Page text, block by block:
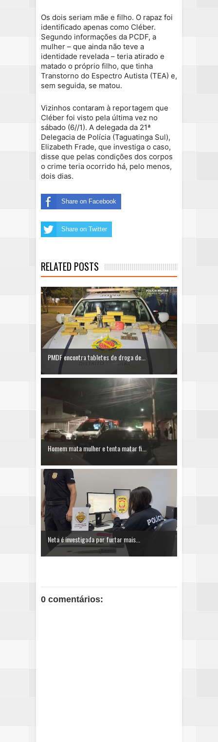
Os dois seriam mãe e filho. O rapaz foi
identificado apenas como Cléber.
Segundo informações da PCDF, a
mulher – que ainda não teve a
identidade revelada – teria atirado e
matado o próprio filho, que tinha
Transtorno do Espectro Autista (TEA) e,
sem seguida, se matou.
Vizinhos contaram à reportagem que
Cléber foi visto pela última vez no
sábado (6//1). A delegada da 21ª
Delegacia de Polícia (Taguatinga Sul),
Elizabeth Frade, que investiga o caso,
disse que pelas condições dos corpos
o crime teria ocorrido há, pelo menos,
dois dias.
Share on Facebook
Share on Twitter
RELATED POSTS
PMDF encontra tabletes de droga de...
Homem mata mulher e tenta matar fi...
Neta é investigada por furtar mais...
0 comentários: